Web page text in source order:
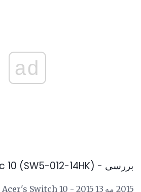
ad
بررسی - Acer Swithc 10 (SW5-012-14HK)